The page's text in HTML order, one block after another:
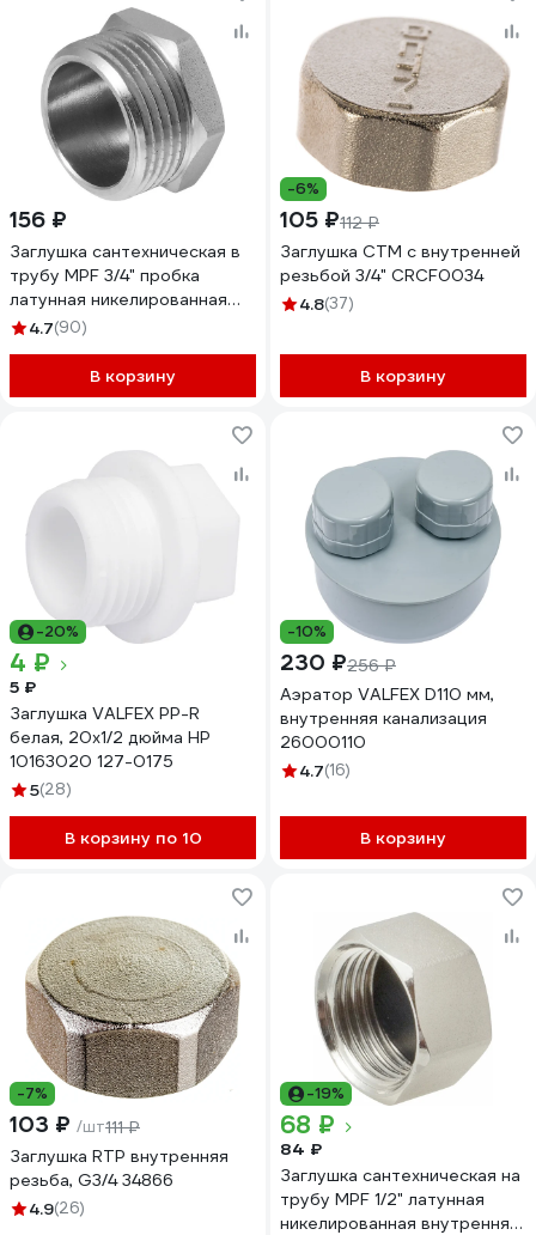
156 ₽
Заглушка сантехническая в
трубу MPF 3/4" пробка
латунная никелированная
наружная резьба ИС.072278
4.7(90)
В корзину
-6%
105 ₽112 ₽
Заглушка СТМ с внутренней
резьбой 3/4" CRCF0034
4.8(37)
В корзину
-20%
4 ₽
5 ₽
Заглушка VALFEX PP-R
белая, 20х1/2 дюйма НР
10163020 127-0175
5(28)
В корзину по 10
-10%
230 ₽256 ₽
Аэратор VALFEX D110 мм,
внутренняя канализация
26000110
4.7(16)
В корзину
-7%
103 ₽ /шт111 ₽
Заглушка RTP внутренняя
резьба, G3/4 34866
4.9(26)
-19%
68 ₽
84 ₽
Заглушка сантехническая на
трубу MPF 1/2" латунная
никелированная внутренняя